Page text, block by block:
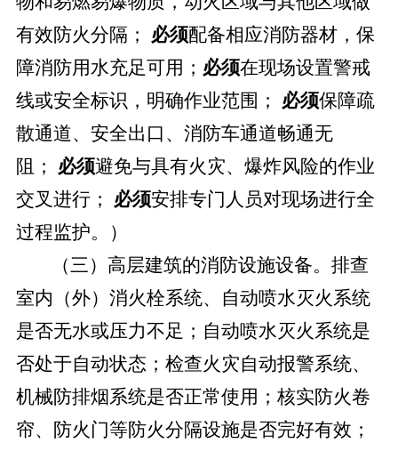
有效防火分隔；
必须配备相应消防器材，保
障消防用水充足可用； 必须在现场设置警戒
线或安全标识，明确作业范围；
必须保障疏
散通道、安全出口、消防车通道畅通无
阻；
必须避免与具有火灾、爆炸风险的作业
交叉进行；
必须安排专门人员对现场进行全
过程监护。）
（三）高层建筑的消防设施设备。 排查
室内（外）消火栓系统、自动喷水灭火系统
是否无水或压力不足；自动喷水灭火系统是
否处于自动状态；检查火灾自动报警系统、
机械防排烟系统是否正常使用；核实防火卷
帘、防火门等防火分隔设施是否完好有效；